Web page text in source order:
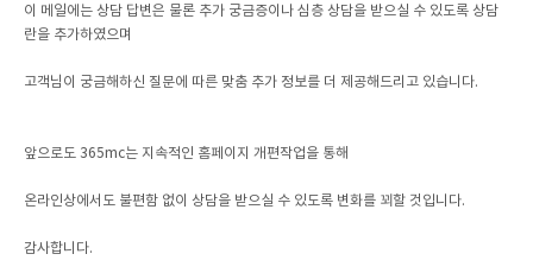
이 메일에는 상담 답변은 물론 추가 궁금증이나 심층 상담을 받으실 수 있도록 상담
란을 추가하였으며
고객님이 궁금해하신 질문에 따른 맞춤 추가 정보를 더 제공해드리고 있습니다.
앞으로도 365mc는 지속적인 홈페이지 개편작업을 통해
온라인상에서도 불편함 없이 상담을 받으실 수 있도록 변화를 꾀할 것입니다.
감사합니다.